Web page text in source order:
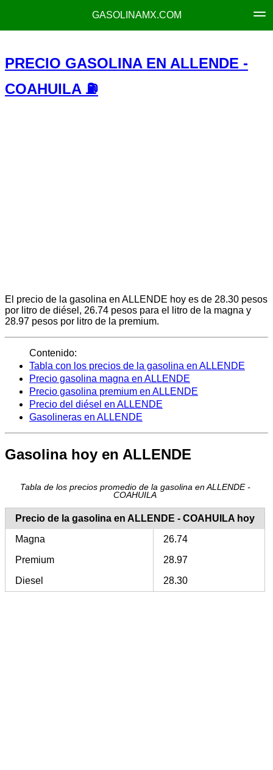
GASOLINAMX.COM
PRECIO GASOLINA EN ALLENDE -
COAHUILA ⛽
El precio de la gasolina en ALLENDE hoy es de 28.30 pesos
por litro de diésel, 26.74 pesos para el litro de la magna y
28.97 pesos por litro de la premium.
Contenido:
Tabla con los precios de la gasolina en ALLENDE
Precio gasolina magna en ALLENDE
Precio gasolina premium en ALLENDE
Precio del diésel en ALLENDE
Gasolineras en ALLENDE
Gasolina hoy en ALLENDE
Tabla de los precios promedio de la gasolina en ALLENDE -
COAHUILA
Precio de la gasolina en ALLENDE - COAHUILA hoy
Magna
26.74
Premium
28.97
Diesel
28.30